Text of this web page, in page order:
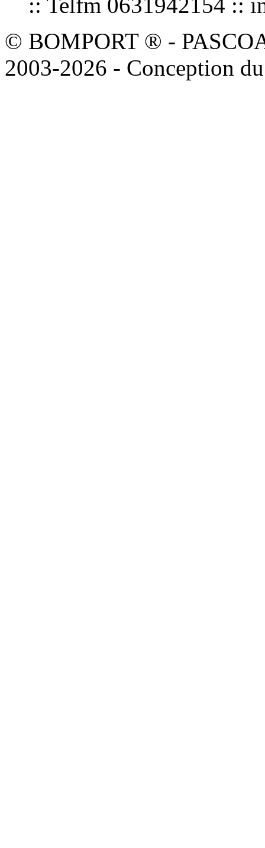
© BOMPORT ® -
2003-2026 - Conception